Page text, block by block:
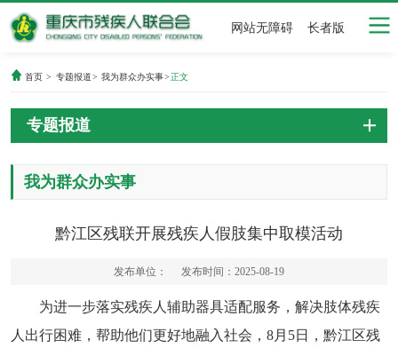
网站无障碍 长者版
首页 > 专题报道> 我为群众办实事> 正文
专题报道
我为群众办实事
黔江区残联开展残疾人假肢集中取模活动
发布单位： 发布时间：2025-08-19
为进一步落实残疾人辅助器具适配服务，解决肢体残疾
人出行困难，帮助他们更好地融入社会，8月5日，黔江区残